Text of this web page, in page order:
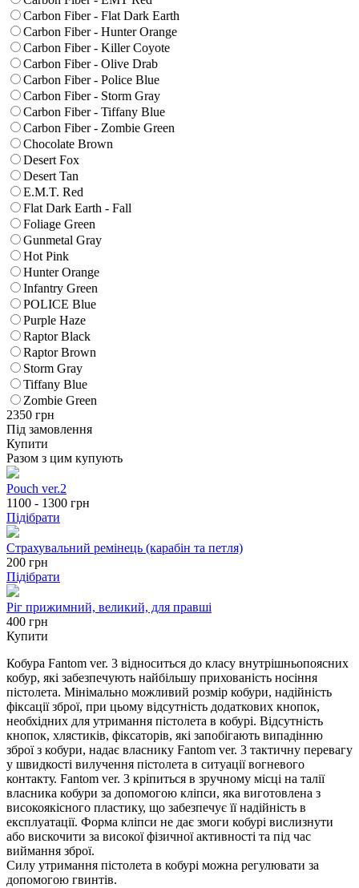
Carbon Fiber - Flat Dark Earth
Carbon Fiber - Hunter Orange
Carbon Fiber - Killer Coyote
Carbon Fiber - Olive Drab
Carbon Fiber - Police Blue
Carbon Fiber - Storm Gray
Carbon Fiber - Tiffany Blue
Carbon Fiber - Zombie Green
Chocolate Brown
Desert Fox
Desert Tan
E.M.T. Red
Flat Dark Earth - Fall
Foliage Green
Gunmetal Gray
Hot Pink
Hunter Orange
Infantry Green
POLICE Blue
Purple Haze
Raptor Black
Raptor Brown
Storm Gray
Tiffany Blue
Zombie Green
2350 грн
Під замовлення
Купити
Разом з цим купують
Pouch ver.2
1100 - 1300 грн
Підібрати
Страхувальний ремінець (карабін та петля)
200 грн
Підібрати
Ріг прижимний, великий, для правші
400 грн
Купити
Кобура Fantom ver. 3 відноситься до класу внутрішньопоясних
кобур, які забезпечують найбільшу прихованість носіння
пістолета. Мінімально можливий розмір кобури, надійність
фіксації зброї, при цьому відсутність додаткових кнопок,
необхідних для утримання пістолета в кобурі. Відсутність
кнопок, хлястиків, фіксаторів, які запобігають випадінню
зброї з кобури, надає власнику Fantom ver. 3 тактичну перевагу
у швидкості вилучення пістолета в ситуації вогневого
контакту. Fantom ver. 3 кріпиться в зручному місці на талії
власника кобури за допомогою кліпси, яка виготовлена з
високоякісного пластику, що забезпечує її надійність в
експлуатації. Форма кліпси не дає змоги кобурі вислизнути
або вискочити за високої фізичної активності та під час
виймання зброї.
Силу утримання пістолета в кобурі можна регулювати за
допомогою гвинтів.